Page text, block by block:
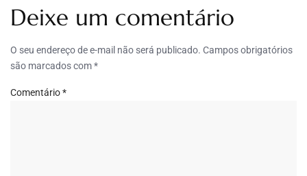
Deixe um comentário
O seu endereço de e-mail não será publicado. Campos obrigatórios
são marcados com*
Comentário*